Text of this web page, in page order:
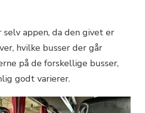
appen, da den givet er
hvilke busser der går
på de forskellige busser,
godt varierer.